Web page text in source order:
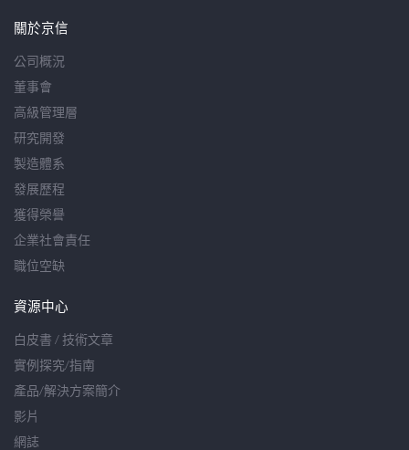
關於京信
公司概況
董事會
高級管理層
研究開發
製造體系
發展歷程
獲得榮譽
企業社會責任
職位空缺
資源中心
白皮書 / 技術文章
實例探究/指南
產品/解決方案簡介
影片
網誌